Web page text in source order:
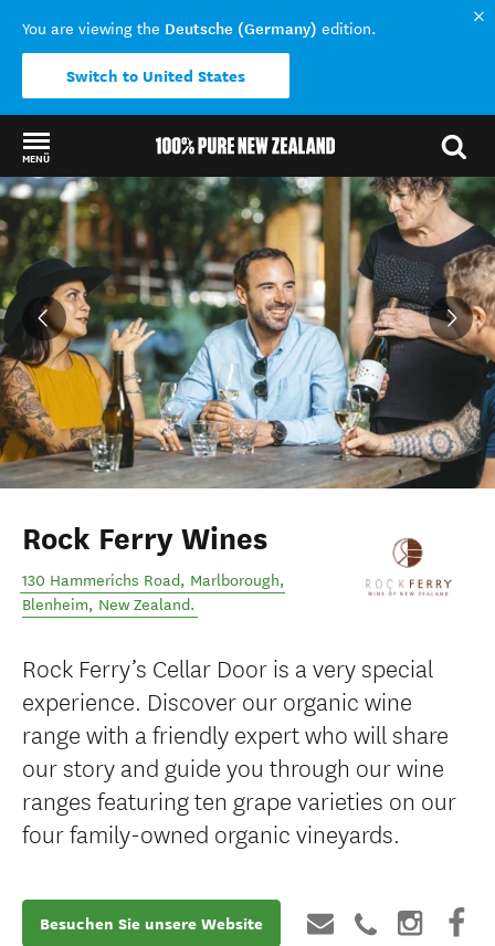
You are viewing the Deutsche (Germany) edition.
Switch to United States
MENÜ
Back to my results
Rock Ferry Wines
130 Hammerichs Road, Marlborough,
Blenheim, New Zealand.
Rock Ferry’s Cellar Door is a very special
experience. Discover our organic wine
range with a friendly expert who will share
our story and guide you through our wine
ranges featuring ten grape varieties on our
four family-owned organic vineyards.
Besuchen Sie unsere Website